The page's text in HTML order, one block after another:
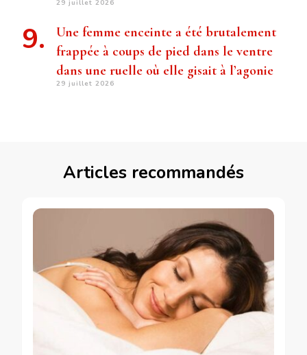
29 juillet 2026
Une femme enceinte a été brutalement
frappée à coups de pied dans le ventre
dans une ruelle où elle gisait à l’agonie
29 juillet 2026
Articles recommandés